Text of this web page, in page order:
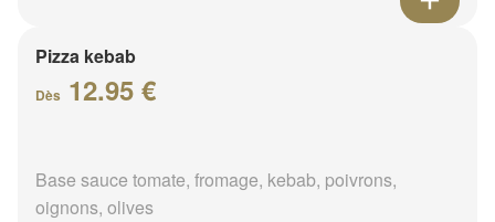
Pizza kebab
Dès 12.95 €
Base sauce tomate, fromage, kebab, poivrons,
oignons, olives